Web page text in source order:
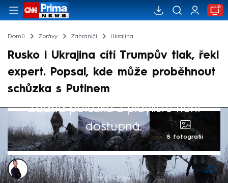
Domů Zprávy Zahraničí Ukrajina
Rusko i Ukrajina cítí Trumpův tlak, řekl
expert. Popsal, kde může proběhnout
schůzka s Putinem
Žádná položka z playlistu není
dostupná.
8 fotografií
Václav Černý
22. led 2025, 08:59